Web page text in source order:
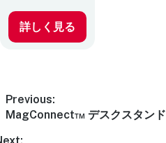
詳しく見る
Previous:
MagConnect™ デスクスタンド